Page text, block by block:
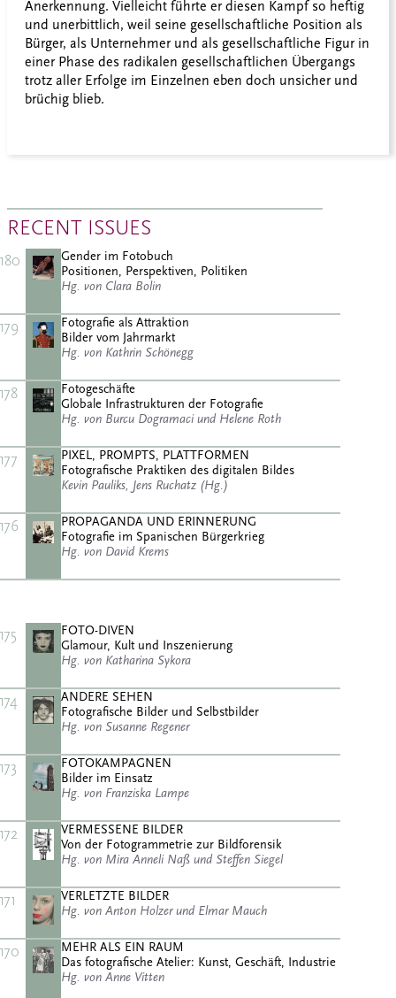
Anerkennung. Vielleicht führte er diesen Kampf so heftig
und unerbittlich, weil seine gesellschaftliche Position als
Bürger, als Unternehmer und als gesellschaftliche Figur in
einer Phase des radikalen gesellschaftlichen Übergangs
trotz aller Erfolge im Einzelnen eben doch unsicher und
brüchig blieb.
RECENT ISSUES
180
Gender im Fotobuch
Positionen, Perspektiven, Politiken
Hg. von Clara Bolin
179
Fotografie als Attraktion
Bilder vom Jahrmarkt
Hg. von Kathrin Schönegg
178
Fotogeschäfte
Globale Infrastrukturen der Fotografie
Hg. von Burcu Dogramaci und Helene Roth
177
PIXEL, PROMPTS, PLATTFORMEN
Fotografische Praktiken des digitalen Bildes
Kevin Pauliks, Jens Ruchatz (Hg.)
176
PROPAGANDA UND ERINNERUNG
Fotografie im Spanischen Bürgerkrieg
Hg. von David Krems
175
FOTO-DIVEN
Glamour, Kult und Inszenierung
Hg. von Katharina Sykora
174
ANDERE SEHEN
Fotografische Bilder und Selbstbilder
Hg. von Susanne Regener
173
FOTOKAMPAGNEN
Bilder im Einsatz
Hg. von Franziska Lampe
172
VERMESSENE BILDER
Von der Fotogrammetrie zur Bildforensik
Hg. von Mira Anneli Naß und Steffen Siegel
171
VERLETZTE BILDER
Hg. von Anton Holzer und Elmar Mauch
170
MEHR ALS EIN RAUM
Das fotografische Atelier: Kunst, Geschäft, Industrie
Hg. von Anne Vitten